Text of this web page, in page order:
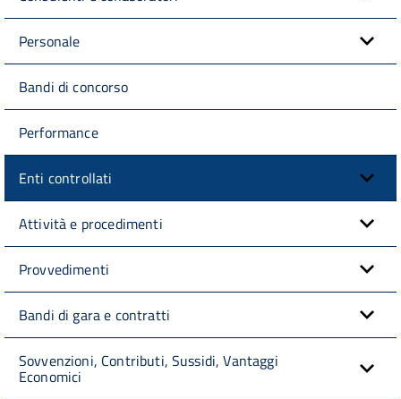
Personale
Bandi di concorso
Performance
Enti controllati
Attività e procedimenti
Provvedimenti
Bandi di gara e contratti
Sovvenzioni, Contributi, Sussidi, Vantaggi
Economici